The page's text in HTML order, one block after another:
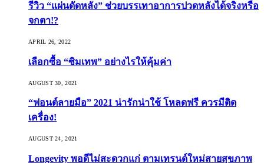
รีวิว “แผ่นดัดหลัง” ช่วยบรรเทาอาการปวดหลังได้จริงหรือ
จกตา!?
APRIL 26, 2022
เลือกซื้อ “ซิมเทพ” อย่างไรให้คุ้มค่า
AUGUST 30, 2021
“ฟอนต์ลายมือ” 2021 น่ารักน่าใช้ โหลดฟรี ควรมีติด
เครื่อง!
AUGUST 24, 2021
Longevity พอดีไม่สะดวกแก่ ตามเทรนด์ใหม่สายสุขภาพ